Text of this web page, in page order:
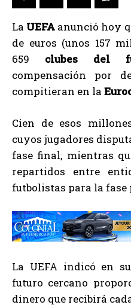
La UEFA anunció hoy
de euros (unos 157
659 clubes del
compensación por
compitieran en la
Cien de esos
cuyos jugadores
fase final, mientras
repartidos entre
futbolistas para la fase
La UEFA indicó en
futuro cercano
dinero que recibirá